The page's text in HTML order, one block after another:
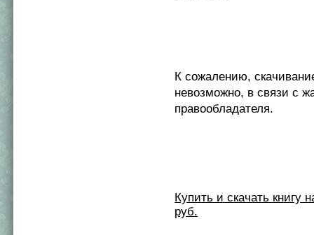
К сожалению,
невозможно, в связи с
правообладателя.
Купить и скачать книгу
руб.